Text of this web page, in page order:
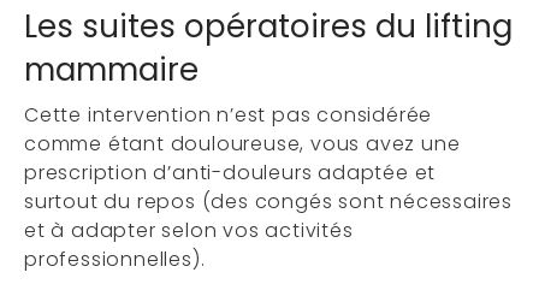
Les suites opératoires du lifting
mammaire
Cette intervention n’est pas considérée
comme étant douloureuse, vous avez une
prescription d’anti-douleurs adaptée et
surtout du repos (des congés sont nécessaires
et à adapter selon vos activités
professionnelles).